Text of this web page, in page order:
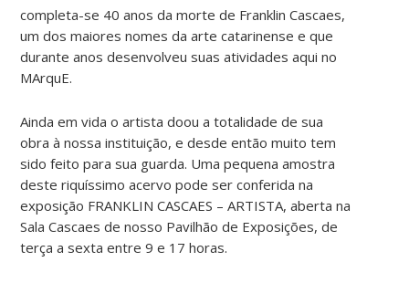
completa-se 40 anos da morte de Franklin Cascaes,
um dos maiores nomes da arte catarinense e que
durante anos desenvolveu suas atividades aqui no
MArquE.
Ainda em vida o artista doou a totalidade de sua
obra à nossa instituição, e desde então muito tem
sido feito para sua guarda. Uma pequena amostra
deste riquíssimo acervo pode ser conferida na
exposição FRANKLIN CASCAES – ARTISTA, aberta na
Sala Cascaes de nosso Pavilhão de Exposições, de
terça a sexta entre 9 e 17 horas.